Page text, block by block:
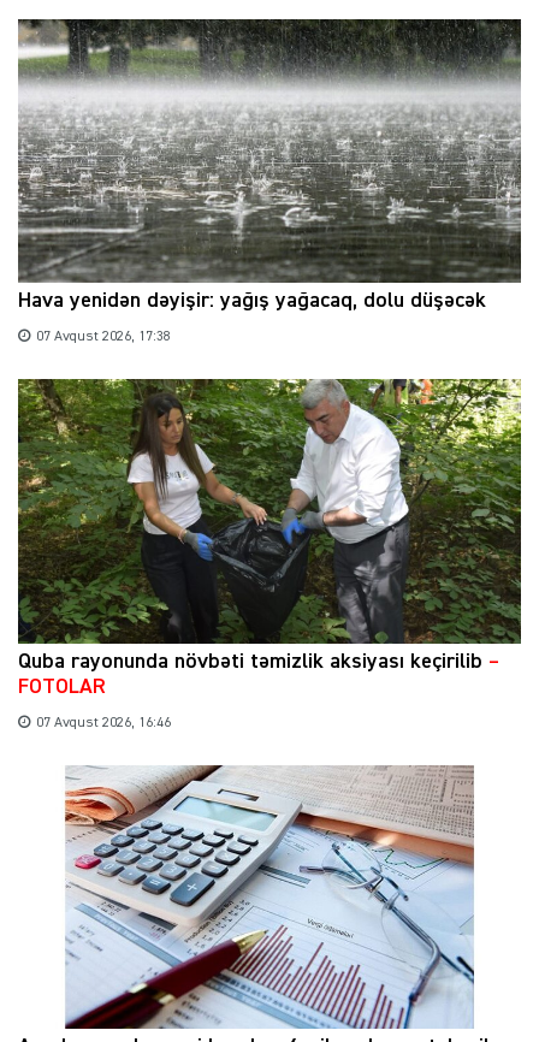
Hava yenidən dəyişir: yağış yağacaq, dolu düşəcək
07 Avqust 2026, 17:38
Quba rayonunda növbəti təmizlik aksiyası keçirilib –
FOTOLAR
07 Avqust 2026, 16:46